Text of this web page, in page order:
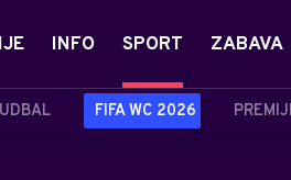
INFO SPORT
FIFA WC 2026
ZABAVA